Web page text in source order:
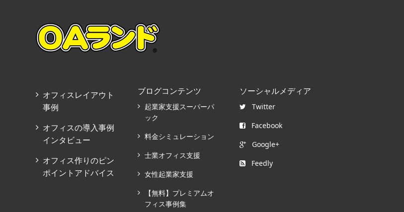
オフィスレイアウト
事例
オフィスの導入事例
インタビュー
オフィス作りのピン
ポイントアドバイス
ブログコンテンツ
起業家支援スーパーパ
ック
料金シミュレーション
士業オフィス支援
女性起業家支援
【無料】プレミアムオ
フィス事例集
ソーシャルメディア
Twitter
Facebook
Google+
Feedly